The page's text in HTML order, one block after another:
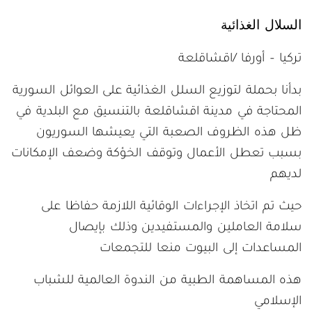
السلال الغذائية
تركيا – أورفا /اقشاقلعة
بدأنا بحملة لتوزيع السلل الغذائية على العوائل السورية
المحتاجة في مدينة اقشاقلعة بالتنسيق مع البلدية في
ظل هذه الظروف الصعبة التي يعيشها السوريون
بسبب تعطل الأعمال وتوقف الخؤكة وضعف الإمكانات
لديهم
حيث تم اتخاذ الإجراءات الوقائية اللازمة حفاظا على
سلامة العاملين والمستفيدين وذلك بإيصال
المساعدات إلى البيوت منعا للتجمعات
هذه المساهمة الطبية من الندوة العالمية للشباب
الإسلامي